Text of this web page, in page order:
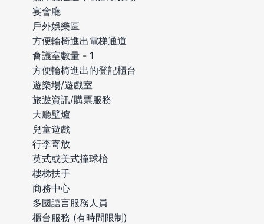
宴會廳
戶外娛樂區
方便輪椅進出電梯通道
會議室數量 - 1
方便輪椅進出的登記櫃台
遊樂場/遊戲室
旅遊資訊/購票服務
大廳壁爐
兒童遊戲
行李寄放
英式或美式撞球枱
樓梯扶手
商務中心
多國語言服務人員
櫃台服務 (有時間限制)